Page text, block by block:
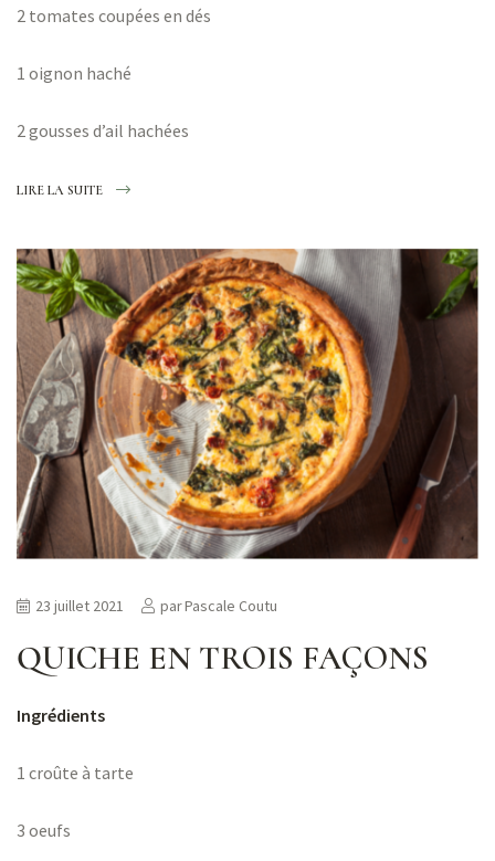
2 tomates coupées en dés
1 oignon haché
2 gousses d’ail hachées
LIRE LA SUITE
QUICHE EN TROIS FAÇONS
23 juillet 2021 parPascale Coutu
Ingrédients
1 croûte à tarte
3 oeufs